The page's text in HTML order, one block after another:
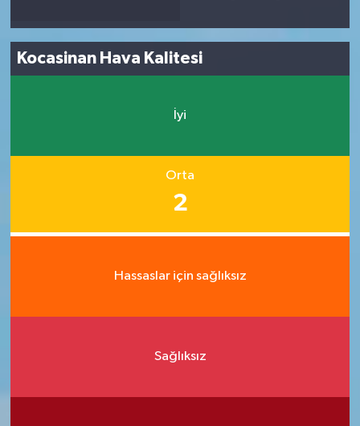
Kocasinan Hava Kalitesi
İyi
Orta
2
Hassaslar için sağlıksız
Sağlıksız